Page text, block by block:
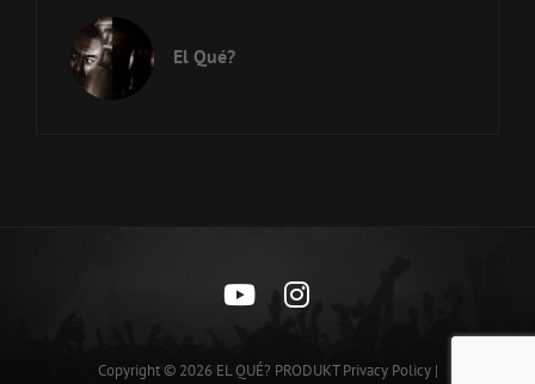
AMBIENTHAI
(EXTENDED
El Qué?
https://icon-
icons.com/icons2/
https://icon-
icons.com/
Copyright © 2026 EL QUÉ? PRODUKT Privacy Policy|